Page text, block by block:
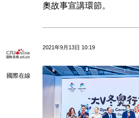
奧故事宣講環節。
國際在線
2021年9月13日 10:19